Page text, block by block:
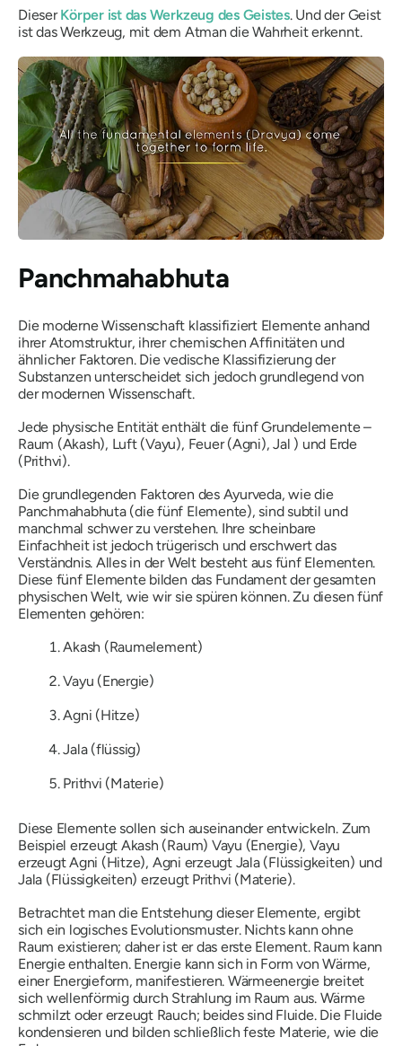
DieserKörper ist das Werkzeug des Geistes. Und der Geist
ist das Werkzeug, mit dem Atman die Wahrheit erkennt.
Panchmahabhuta
Die moderne Wissenschaft klassifiziert Elemente anhand
ihrer Atomstruktur, ihrer chemischen Affinitäten und
ähnlicher Faktoren. Die vedische Klassifizierung der
Substanzen unterscheidet sich jedoch grundlegend von
der modernen Wissenschaft.
Jede physische Entität enthält die fünf Grundelemente –
Raum (Akash), Luft (Vayu), Feuer (Agni),Jal ) und Erde
(Prithvi).
Die grundlegenden Faktoren des Ayurveda, wiedie
Panchmahabhuta(die fünf Elemente), sind subtil und
manchmal schwer zu verstehen. Ihre scheinbare
Einfachheit ist jedoch trügerisch und erschwert das
Verständnis. Alles in der Welt besteht aus fünf Elementen.
Diese fünf Elemente bilden das Fundament der gesamten
physischen Welt, wie wir sie spüren können. Zu diesen fünf
Elementen gehören:
Akash (Raumelement)
Vayu (Energie)
Agni (Hitze)
Jala (flüssig)
Prithvi (Materie)
Diese Elemente sollen sich auseinander entwickeln. Zum
Beispiel erzeugt Akash (Raum) Vayu (Energie), Vayu
erzeugtAgni (Hitze), Agni erzeugt Jala(Flüssigkeiten) und
Jala (Flüssigkeiten) erzeugt Prithvi (Materie).
Betrachtet man die Entstehung dieser Elemente, ergibt
sich ein logisches Evolutionsmuster. Nichts kann ohne
Raum existieren; daher ist er das erste Element. Raum kann
Energie enthalten. Energie kann sich in Form von Wärme,
einer Energieform, manifestieren. Wärmeenergie breitet
sich wellenförmig durch Strahlung im Raum aus. Wärme
schmilzt oder erzeugt Rauch; beides sind Fluide. Die Fluide
kondensieren und bilden schließlich feste Materie, wie die